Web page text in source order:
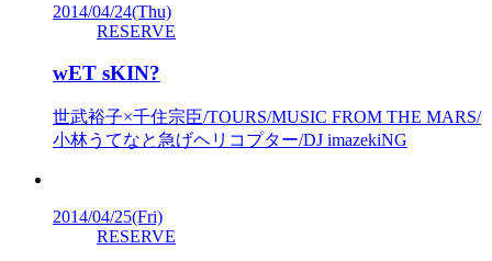
2014/04/24(Thu)
RESERVE
wET sKIN?
世武裕子×千住宗臣/TOURS/MUSIC FROM THE MARS/
小林うてなと急げヘリコプター/DJ imazekiNG
2014/04/25(Fri)
RESERVE